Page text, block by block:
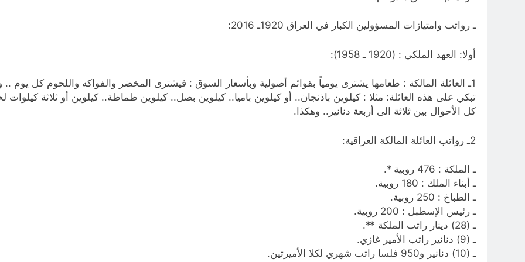
ـ رواتب وامتيازات المسؤولين الكبار في العراق 1920ـ 2016:
أولا: العهد الملكي : (1920 ـ 1958):
1ـ العائلة المالكة : طعامها يشترى يومياً بقوائم أصولية وبأسعار السوق : فيشترى المخضر والفواكه واللحوم كل يوم ..
تبكي على هذه العائلة: مثلا : كيلوين باذنجان.. أو كيلوين باميا.. كيلوين بصل.. كيلوين طماطة.. كيلوين أو ثلاثة
كل الأحوال بين ثلاثة الى أربعة دنانير.. وهكذا.
2ـ رواتب العائلة المالكة العراقية:
ـ الملكة : 476 روبية *.
ـ أبناء الملك : 180 روبية.
ـ الطباخ : 250 روبية.
ـ رئيس الإسطبل : 200 روبية.
ـ (28) دينار راتب الملكة **.
ـ (9) دنانير راتب الأمير غازي.
ـ (10) دنانير و950 فلسا راتب شهري لكلا الأميرتين.